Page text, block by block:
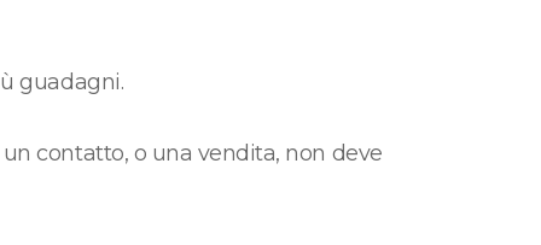
guadagni.
contatto, o una vendita, non deve